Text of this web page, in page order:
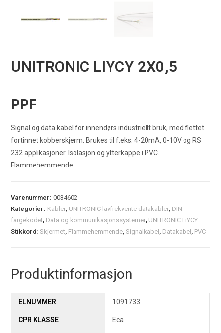
UNITRONIC LIYCY 2X0,5
PPF
Signal og data kabel for innendørs industriellt bruk, med flettet
fortinnet kobberskjerm. Brukes til f.eks. 4-20mA, 0-10V og RS
232 applikasjoner. Isolasjon og ytterkappe i PVC.
Flammehemmende.
Varenummer:0034602
Kategorier: Kabler, UNITRONIC lavfrekvente datakabler, DIN
fargekodet, Data og kommunikasjonssystemer, UNITRONIC LiYCY
Stikkord:Skjermet, Flammehemmende,Signalkabel , Datakabel , PVC
Produktinformasjon
ELNUMMER 1091733
CPR KLASSE Eca